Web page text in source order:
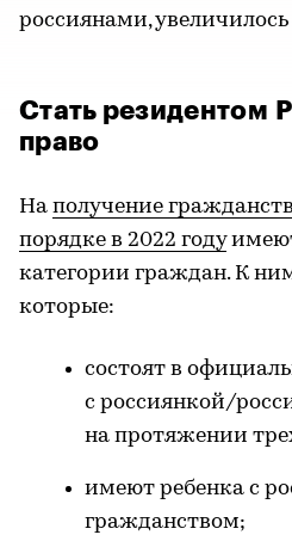
россиянами, увеличилось
Стать резидентом
право
На получение
порядке в 2022 году
категории граждан. К
которые:
состоят в
с россиянкой/
на протяжении
имеют ребенка с
гражданством;